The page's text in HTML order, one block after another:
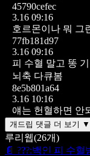
45790cefec
3.16 09:16
호르몬이나 뭐 그
77fb181d97
3.16 09:16
피 수혈 말고 똥
뇌축 다큐봄
8e5b801a64
3.16 10:16
얘는 헌혈하면 안
개드립 댓글 더 보기 ▼
루리웹(26개)
📄 ???:백인 피 수혈